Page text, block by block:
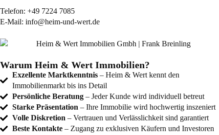
Telefon: +49 7224 7085
E-Mail: info@heim-und-wert.de
Warum Heim & Wert Immobilien?
Exzellente Marktkenntnis – Heim & Wert kennt den
Immobilienmarkt bis ins Detail
Persönliche Beratung – Jeder Kunde wird individuell betreut
Starke Präsentation – Ihre Immobilie wird hochwertig inszeniert
Volle Diskretion – Vertrauen und Verlässlichkeit sind garantiert
Beste Kontakte – Zugang zu exklusiven Käufern und Investoren